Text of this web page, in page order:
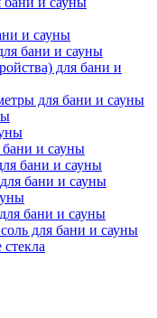
и сауны
бани и сауны
для бани и
для бани и сауны
и сауны
бани и сауны
бани и сауны
бани и сауны
для бани и сауны